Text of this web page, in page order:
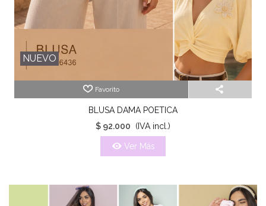
NUEVO
Favorito
BLUSA DAMA POETICA
$ 92.000
(IVA incl.)
Ver Más